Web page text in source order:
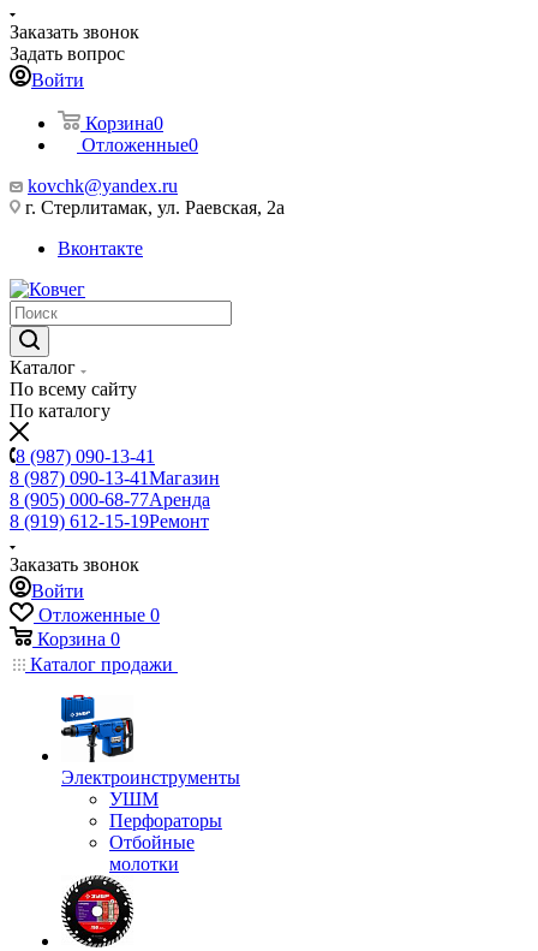
Заказать звонок
Задать вопрос
Войти
Корзина0
Отложенные0
kovchk@yandex.ru
г. Стерлитамак, ул. Раевская, 2а
Вконтакте
Каталог
По всему сайту
По каталогу
8 (987) 090-13-41
8 (987) 090-13-41Магазин
8 (905) 000-68-77Аренда
8 (919) 612-15-19Ремонт
Заказать звонок
Войти
Отложенные 0
Корзина 0
Каталог продажи
Электроинструменты
УШМ
Перфораторы
Отбойные
молотки